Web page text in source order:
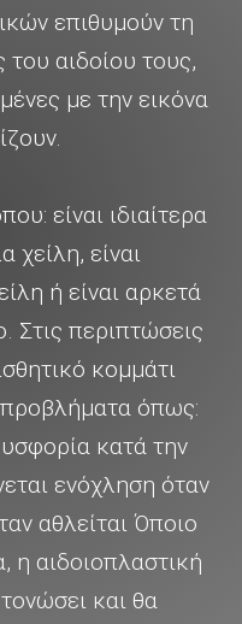
επιθυμούν τη
αιδοίου τους,
με την εικόνα
είναι ιδιαίτερα
χείλη, είναι
ή είναι αρκετά
Στις περιπτώσεις
κομμάτι
όπως:
κατά την
ενόχληση όταν
αθλείται Όποιο
η αιδοιοπλαστική
και θα